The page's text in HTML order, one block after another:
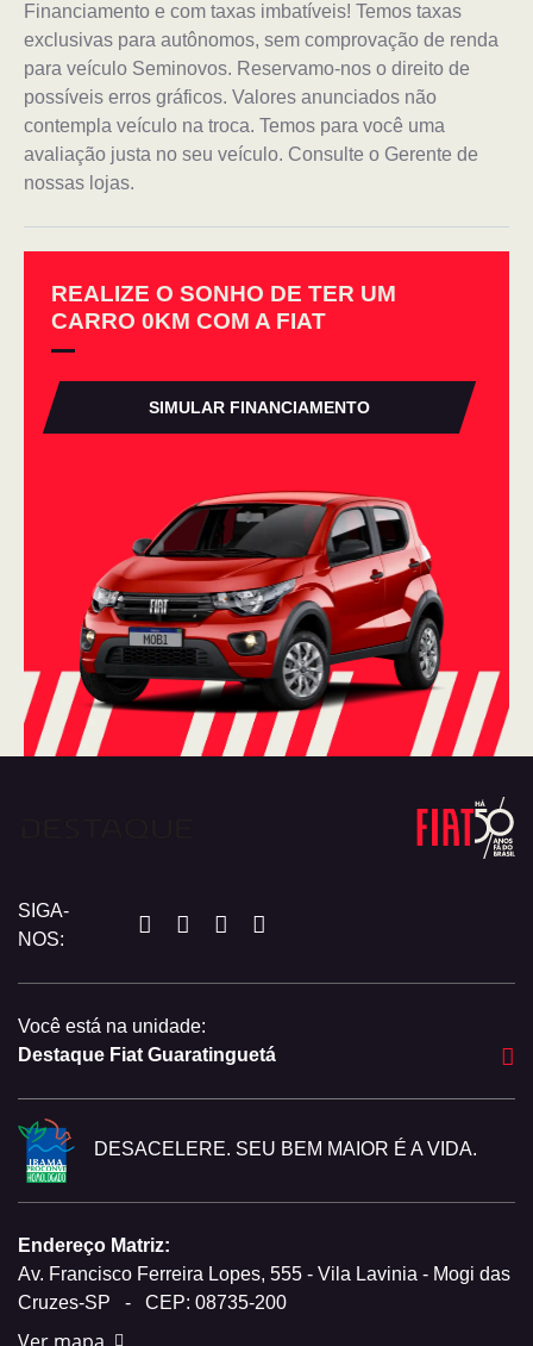
Financiamento e com taxas imbatíveis! Temos taxas
exclusivas para autônomos, sem comprovação de renda
para veículo Seminovos. Reservamo-nos o direito de
possíveis erros gráficos. Valores anunciados não
contempla veículo na troca. Temos para você uma
avaliação justa no seu veículo. Consulte o Gerente de
nossas lojas.
REALIZE O SONHO DE TER UM
CARRO 0KM COM A FIAT
SIMULAR FINANCIAMENTO
SIGA-
NOS:
Você está na unidade:
Destaque Fiat Guaratinguetá
DESACELERE. SEU BEM MAIOR É A VIDA.
Endereço Matriz:
Av. Francisco Ferreira Lopes, 555 - Vila Lavinia - Mogi das
Cruzes-SP
- CEP: 08735-200